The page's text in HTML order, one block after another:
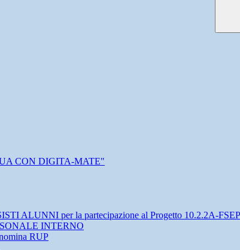
CON DIGITA-MATE"
ALUNNI per la partecipazione al Progetto 10.2.2A-
INTERNO
RUP